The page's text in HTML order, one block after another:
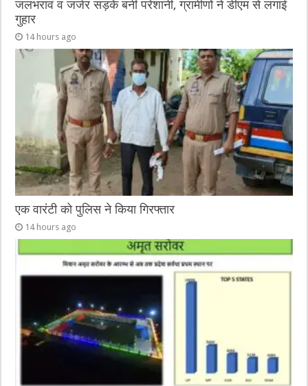
जलभराव व जर्जर सड़कें बनीं परेशानी, ग्रामीणों ने डीएम से लगाई
गुहार
14 hours ago
एक वारंटी को पुलिस ने किया गिरफ्तार
14 hours ago